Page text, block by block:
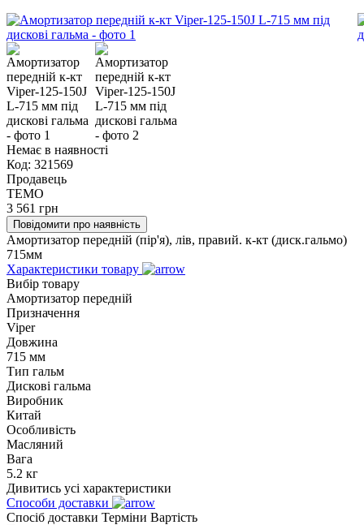
Немає в наявності
Код: 321569
Продавець
TEMO
3 561 грн
Повідомити про наявність
Амортизатор передній (пір'я), лів, правий. к-кт (диск.гальмо)
715мм
Характеристики товару
Вибір товару
Амортизатор передній
Призначення
Viper
Довжина
715 мм
Тип гальм
Дискові гальма
Виробник
Китай
Особливість
Масляний
Вага
5.2 кг
Дивитись усі характеристики
Способи доставки
Спосіб доставки Терміни Вартість